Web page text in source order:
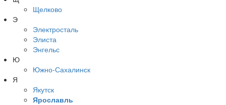
Щелково
Э
Электросталь
Элиста
Энгельс
Ю
Южно-Сахалинск
Я
Якутск
Ярославль